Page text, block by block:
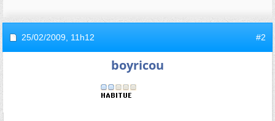
25/02/2009, 11h12 #2
boyricou